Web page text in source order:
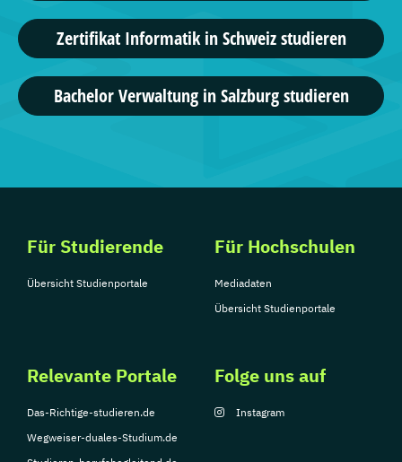
26 Studiengänge
Hochschule für angewandtes Management
Sportmanagement - Fußballmanagement, ...
12 Studiengänge
Zertifikat Informatik in Schweiz studieren
Bachelor Verwaltung in Salzburg studieren
Für Studierende
Übersicht Studienportale
Für Hochschulen
Mediadaten
Übersicht Studienportale
Relevante Portale
Das-Richtige-studieren.de
Wegweiser-duales-Studium.de
Folge uns auf
Instagram